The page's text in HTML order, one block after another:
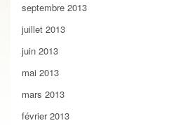
septembre 2013
juillet 2013
juin 2013
mai 2013
mars 2013
février 2013